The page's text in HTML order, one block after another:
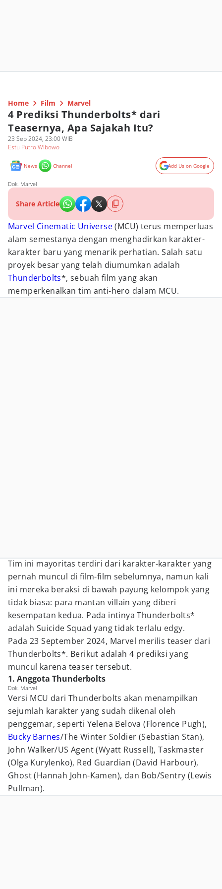
Home Film Marvel
4 Prediksi Thunderbolts* dari
Teasernya, Apa Sajakah Itu?
23 Sep 2024, 23:00 WIB
Estu Putro Wibowo
News Channel Add Us on Google
Dok. Marvel
Share Article
Marvel Cinematic Universe(MCU) terus memperluas
alam semestanya dengan menghadirkan karakter-
karakter baru yang menarik perhatian. Salah satu
proyek besar yang telah diumumkan adalah
Thunderbolts*, sebuah film yang akan
memperkenalkan tim anti-hero dalam MCU.
Tim ini mayoritas terdiri dari karakter-karakter yang
pernah muncul di film-film sebelumnya, namun kali
ini mereka beraksi di bawah payung kelompok yang
tidak biasa: para mantan villain yang diberi
kesempatan kedua. Pada intinya Thunderbolts*
adalah Suicide Squad yang tidak terlalu edgy.
Pada 23 September 2024, Marvel merilis teaser dari
Thunderbolts*. Berikut adalah 4 prediksi yang
muncul karena teaser tersebut.
1. Anggota Thunderbolts
Dok. Marvel
Versi MCU dari Thunderbolts akan menampilkan
sejumlah karakter yang sudah dikenal oleh
penggemar, seperti Yelena Belova (Florence Pugh),
Bucky Barnes/The Winter Soldier (Sebastian Stan),
John Walker/US Agent (Wyatt Russell), Taskmaster
(Olga Kurylenko), Red Guardian (David Harbour),
Ghost (Hannah John-Kamen), dan Bob/Sentry (Lewis
Pullman).